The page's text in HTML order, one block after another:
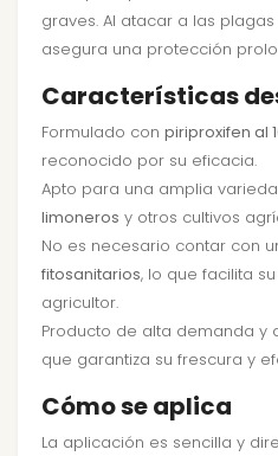
graves. Al atacar a las
asegura una protección
Características
Formulado con piriproxifen al
reconocido por su eficacia.
Apto para una amplia
limoneros y otros cultivos
No es necesario contar con
fitosanitarios, lo que facilita
agricultor.
Producto de alta demanda y
que garantiza su frescura y
Cómo se aplica
La aplicación es sencilla y